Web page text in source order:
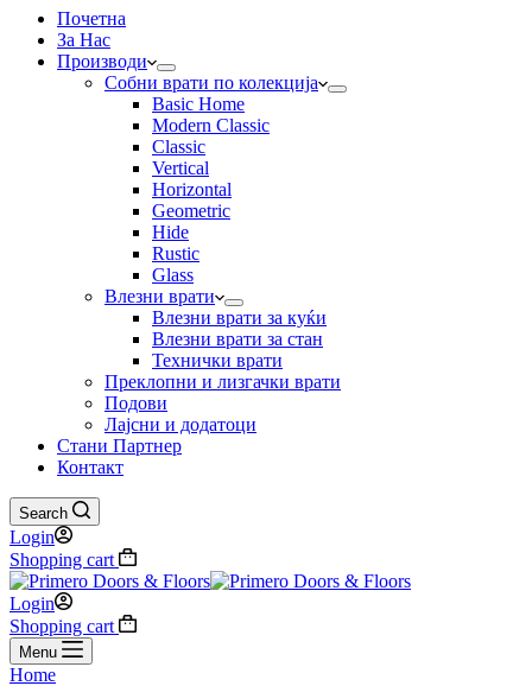
Почетна
За Нас
Производи
Собни врати по колекција
Basic Home
Modern Classic
Classic
Vertical
Horizontal
Geometric
Hide
Rustic
Glass
Влезни врати
Влезни врати за куќи
Влезни врати за стан
Технички врати
Преклопни и лизгачки врати
Подови
Лајсни и додатоци
Стани Партнер
Контакт
Search
Login
Shopping cart
Login
Shopping cart
Menu
Home